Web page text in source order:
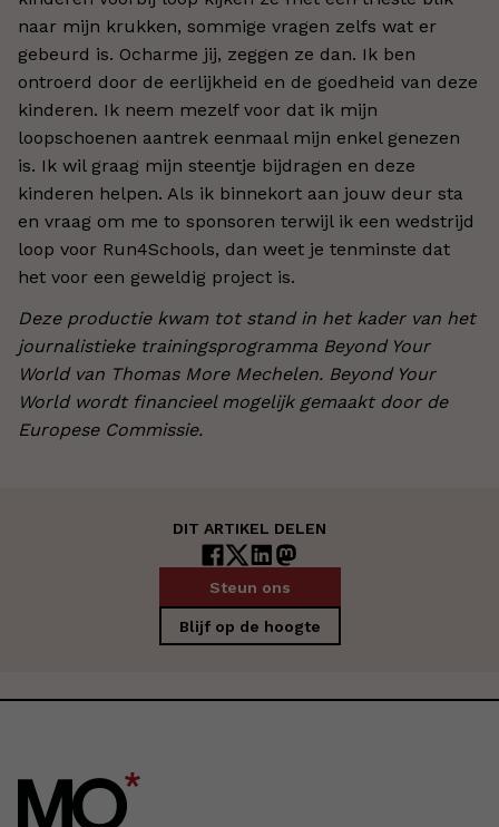
naar mijn krukken, sommige vragen zelfs wat er
gebeurd is. Ocharme jij, zeggen ze dan. Ik ben
ontroerd door de eerlijkheid en de goedheid van deze
kinderen. Ik neem mezelf voor dat ik mijn
loopschoenen aantrek eenmaal mijn enkel genezen
is. Ik wil graag mijn steentje bijdragen en deze
kinderen helpen. Als ik binnekort aan jouw deur sta
en vraag om me to sponsoren terwijl ik een wedstrijd
loop voor Run4Schools, dan weet je tenminste dat
het voor een geweldig project is.
Deze productie kwam tot stand in het kader van het
journalistieke trainingsprogramma Beyond Your
World van Thomas More Mechelen. Beyond Your
World wordt financieel mogelijk gemaakt door de
Europese Commissie.
DIT ARTIKEL DELEN
Steun ons
Blijf op de hoogte